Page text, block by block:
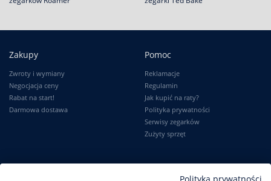
Zakupy
Zwroty i wymiany
Negocjacja ceny
Rabat na start!
Darmowa dostawa
Pomoc
Reklamacje
Regulamin
Jak kupić na raty?
Polityka prywatności
Serwisy zegarków
Zużyty sprzęt
Informacje